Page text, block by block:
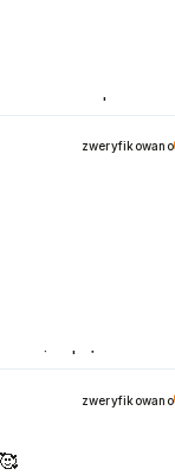
się dużą
zweryfikowano
zweryfikowano